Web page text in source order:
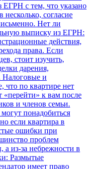
ЕГРН с тем, что указано
несколько, согласие
Нет ли
выписку из ЕГРН:
действия,
права. Если
стоит изучить,
дарения,
Налоговые и
что по квартире нет
«перейти» к вам после
и членов семьи.
понадобиться
если квартира в
ошибки при
проблем
а из‑за небрежности в
Размытые
имеет право